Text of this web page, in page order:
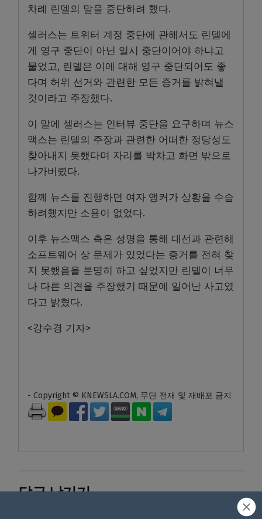
차례 린델의 말을 중단하려 했다.
셀러스는 트위터 계정 중단에 관해서도 린델에
게 영구 중단이 아닌 일시 중단이어야 하냐고
물었고, 린델은 이에 대해 영구 중단되어도 좋
다며 허위 선거와 관련한 모든 증거를 밝혀낼
것이라고 주장했다.
이 말에 셀러스는 인터뷰 중단을 요구하며 뉴스
맥스는 린델의 주장과 관련한 어떠한 정당성도
찾아내지 못했다며 자리를 박차고 화면 밖으로
나가버렸다.
함께 뉴스를 진행하던 여자 앵커가 상황을 수습
하려했지만 소용이 없었다.
이후 뉴스맥스 측은 성명을 통해 대선과 관련해
소프트웨어 상 문제가 있었다는 증거를 전혀 찾
지 못했음을 분명히 하고 싶었지만 린델이 너무
나 다른 의견을 주장했기 때문에 일어난 사고였
다고 밝혔다.
<강수경 기자>
- Copyright © KNEWSLA.COM, 무단 전재 및 재배포 금지
답글 남기기
로 표시됩니